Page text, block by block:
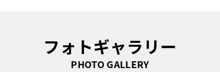
フォトギャラリー
PHOTO GALLERY